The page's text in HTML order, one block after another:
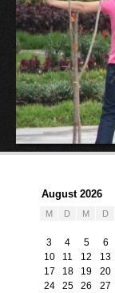
August 2026
M D M D
3
4 5 6
10
11 12 13
17
18 19 20
24
25 26 27